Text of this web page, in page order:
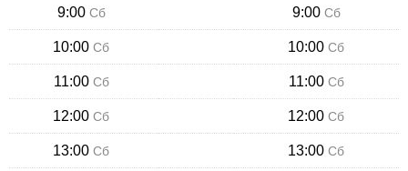
9:00 Сб 9:00 Сб
10:00 Сб 10:00 Сб
11:00 Сб 11:00 Сб
12:00 Сб 12:00 Сб
13:00 Сб 13:00 Сб